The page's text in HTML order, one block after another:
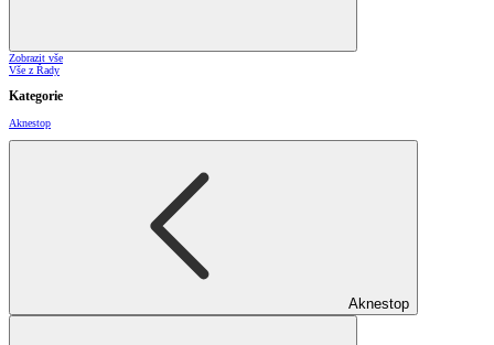
Zobrazit vše
Vše z Řady
Kategorie
Aknestop
Aknestop